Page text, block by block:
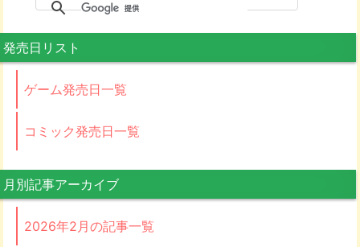
発売日リスト
ゲーム発売日一覧
コミック発売日一覧
月別記事アーカイブ
2026年2月の記事一覧